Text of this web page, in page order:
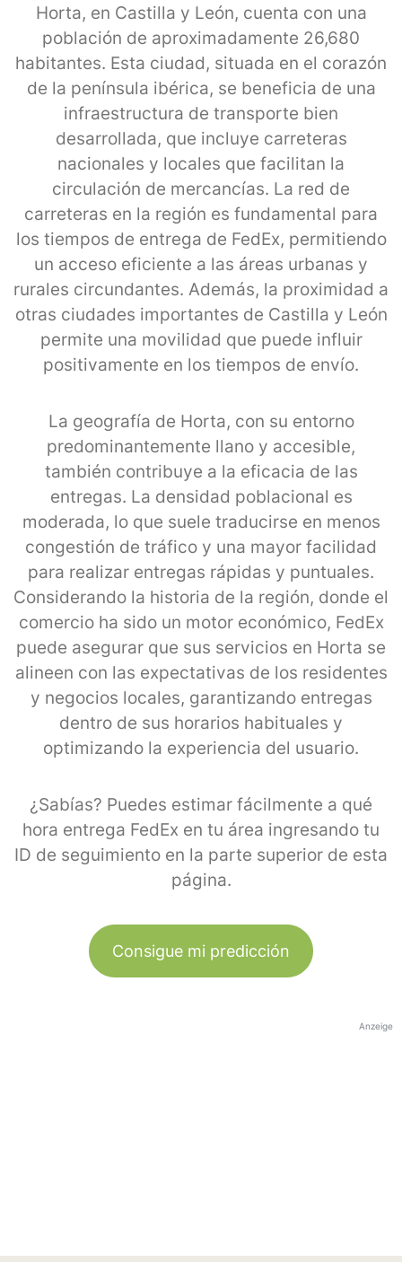
Horta, en Castilla y León, cuenta con una
población de aproximadamente 26,680
habitantes. Esta ciudad, situada en el corazón
de la península ibérica, se beneficia de una
infraestructura de transporte bien
desarrollada, que incluye carreteras
nacionales y locales que facilitan la
circulación de mercancías. La red de
carreteras en la región es fundamental para
los tiempos de entrega de FedEx, permitiendo
un acceso eficiente a las áreas urbanas y
rurales circundantes. Además, la proximidad a
otras ciudades importantes de Castilla y León
permite una movilidad que puede influir
positivamente en los tiempos de envío.
La geografía de Horta, con su entorno
predominantemente llano y accesible,
también contribuye a la eficacia de las
entregas. La densidad poblacional es
moderada, lo que suele traducirse en menos
congestión de tráfico y una mayor facilidad
para realizar entregas rápidas y puntuales.
Considerando la historia de la región, donde el
comercio ha sido un motor económico, FedEx
puede asegurar que sus servicios en Horta se
alineen con las expectativas de los residentes
y negocios locales, garantizando entregas
dentro de sus horarios habituales y
optimizando la experiencia del usuario.
¿Sabías? Puedes estimar fácilmente a qué
hora entrega FedEx en tu área ingresando tu
ID de seguimiento en la parte superior de esta
página.
Consigue mi predicción
Anzeige